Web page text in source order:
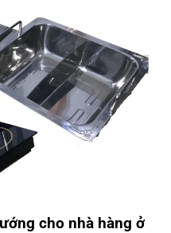
cho nhà hàng ở